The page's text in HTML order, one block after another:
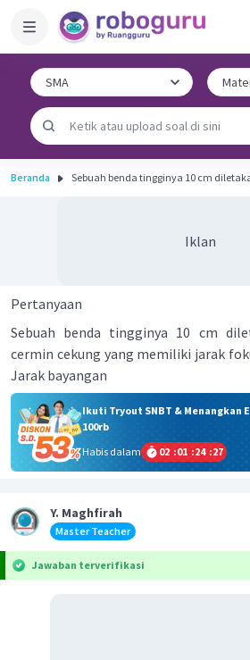
Beranda Sebuah benda tingginya 10 cm
Iklan
Pertanyaan
Sebuah benda tingginya 10 cm
cermin cekung yang memiliki jarak
Jarak bayangan
Ikuti Tryout SNBT & Menangkan
100rb
Habis dalam
02 :01 :24 :27
Y. Maghfirah
Master Teacher
Jawaban terverifikasi